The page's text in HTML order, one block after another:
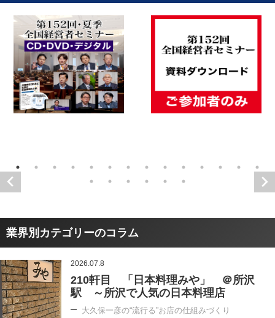
業界別カテゴリーのコラム
2026.07.8
210軒目 「日本料理みや」 ＠所沢
駅 ～所沢で人気の日本料理店
大久保一彦の“流行る”お店の仕組みづくり